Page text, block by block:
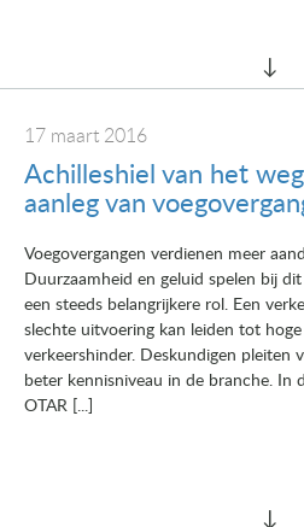
17 maart 2016
Achilleshiel van het
aanleg van
Voegovergangen verdienen meer
Duurzaamheid en geluid spelen bij
een steeds belangrijkere rol. Een
slechte uitvoering kan leiden tot
verkeershinder. Deskundigen pleiten
beter kennisniveau in de branche. In
OTAR [...]